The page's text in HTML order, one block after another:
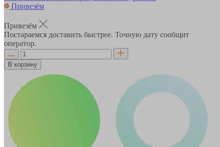
Привезём
Привезём
Постараемся доставить быстрее. Точную дату сообщит
оператор.
В корзину